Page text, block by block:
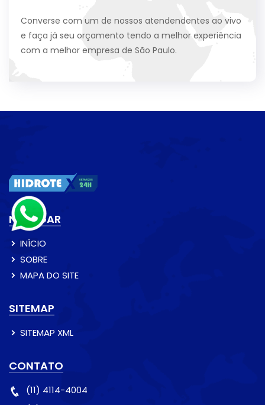
Converse com um de nossos atendendentes ao vivo
e faça já seu orçamento tendo a melhor experiência
com a melhor empresa de São Paulo.
NAVEGAR
INÍCIO
SOBRE
MAPA DO SITE
SITEMAP
SITEMAP XML
CONTATO
(11) 4114-4004